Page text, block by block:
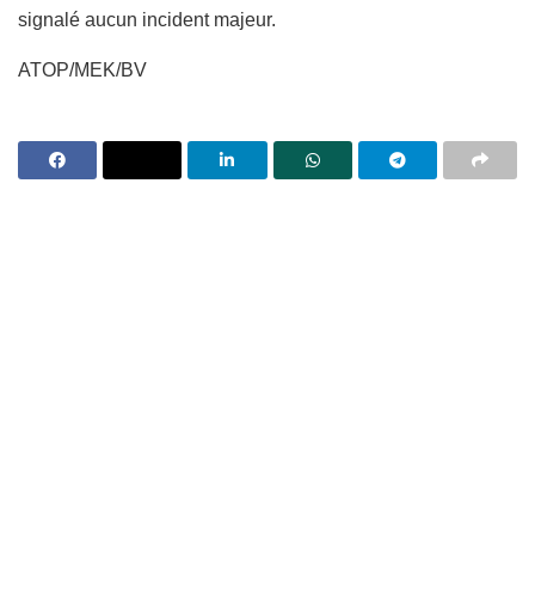
signalé aucun incident majeur.
ATOP/MEK/BV